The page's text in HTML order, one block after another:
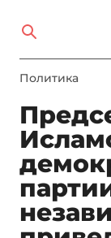
Политика